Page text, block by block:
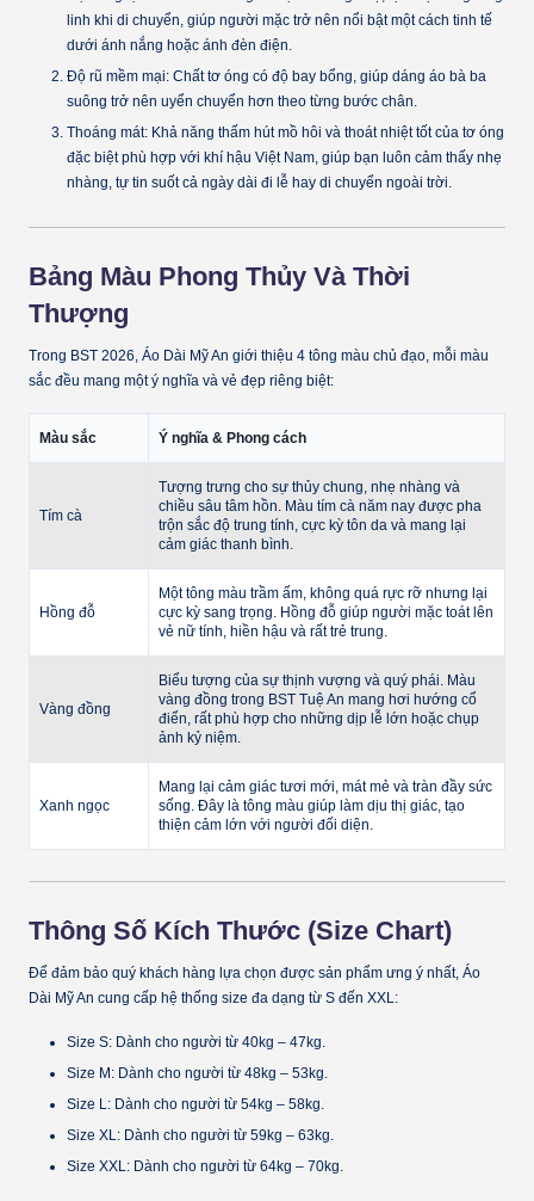
linh khi di chuyển, giúp người mặc trở nên nổi bật một cách tinh tế
dưới ánh nắng hoặc ánh đèn điện.
Độ rũ mềm mại: Chất tơ óng có độ bay bổng, giúp dáng áo bà ba
suông trở nên uyển chuyển hơn theo từng bước chân.
Thoáng mát: Khả năng thấm hút mồ hôi và thoát nhiệt tốt của tơ óng
đặc biệt phù hợp với khí hậu Việt Nam, giúp bạn luôn cảm thấy nhẹ
nhàng, tự tin suốt cả ngày dài đi lễ hay di chuyển ngoài trời.
Bảng Màu Phong Thủy Và Thời
Thượng
Trong BST 2026, Áo Dài Mỹ An giới thiệu 4 tông màu chủ đạo, mỗi màu
sắc đều mang một ý nghĩa và vẻ đẹp riêng biệt:
Màu sắc Ý nghĩa & Phong cách
Tím cà
Tượng trưng cho sự thủy chung, nhẹ nhàng và
chiều sâu tâm hồn. Màu tím cà năm nay được pha
trộn sắc độ trung tính, cực kỳ tôn da và mang lại
cảm giác thanh bình.
Hồng đỗ
Một tông màu trầm ấm, không quá rực rỡ nhưng lại
cực kỳ sang trọng. Hồng đỗ giúp người mặc toát lên
vẻ nữ tính, hiền hậu và rất trẻ trung.
Vàng đồng
Biểu tượng của sự thịnh vượng và quý phái. Màu
vàng đồng trong BST Tuệ An mang hơi hướng cổ
điển, rất phù hợp cho những dịp lễ lớn hoặc chụp
ảnh kỷ niệm.
Xanh ngọc
Mang lại cảm giác tươi mới, mát mẻ và tràn đầy sức
sống. Đây là tông màu giúp làm dịu thị giác, tạo
thiện cảm lớn với người đối diện.
Thông Số Kích Thước (Size Chart)
Để đảm bảo quý khách hàng lựa chọn được sản phẩm ưng ý nhất, Áo
Dài Mỹ An cung cấp hệ thống size đa dạng từ S đến XXL:
Size S: Dành cho người từ 40kg – 47kg.
Size M: Dành cho người từ 48kg – 53kg.
Size L: Dành cho người từ 54kg – 58kg.
Size XL: Dành cho người từ 59kg – 63kg.
Size XXL: Dành cho người từ 64kg – 70kg.